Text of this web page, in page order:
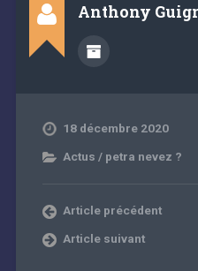
Anthony
18 décembre 2020
Actus / petra nevez ?
Article précédent
Article suivant